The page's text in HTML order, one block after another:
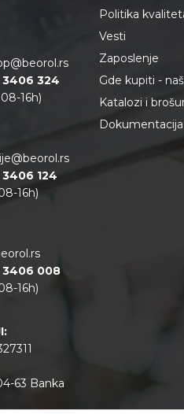
3406 324
16h)
124
16h)
3406 008
16h)
63 Banka
Politika
Vesti
Zaposlenje
Gde kupiti -
Katalozi i